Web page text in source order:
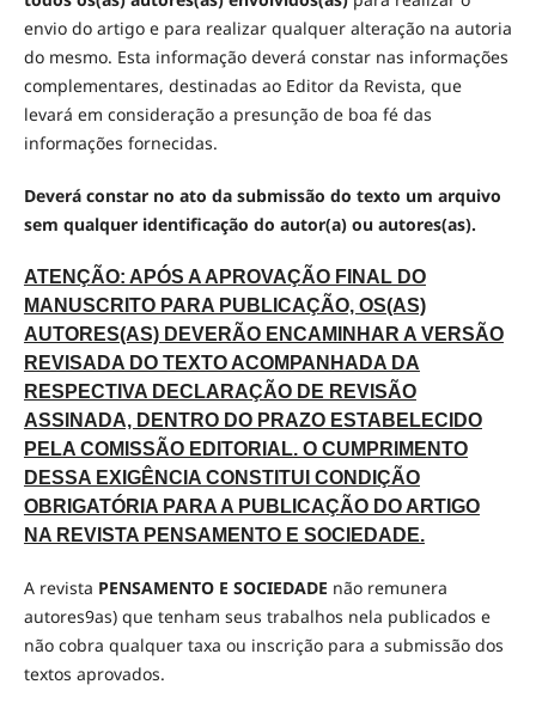
envio do artigo e para realizar qualquer alteração na autoria
do mesmo. Esta informação deverá constar nas informações
complementares, destinadas ao Editor da Revista, que
levará em consideração a presunção de boa fé das
informações fornecidas.
Deverá constar no ato da submissão do texto um arquivo
sem qualquer identificação do autor(a) ou autores(as).
ATENÇÃO: APÓS A APROVAÇÃO FINAL DO
MANUSCRITO PARA PUBLICAÇÃO, OS(AS)
AUTORES(AS) DEVERÃO ENCAMINHAR A VERSÃO
REVISADA DO TEXTO ACOMPANHADA DA
RESPECTIVA DECLARAÇÃO DE REVISÃO
ASSINADA, DENTRO DO PRAZO ESTABELECIDO
PELA COMISSÃO EDITORIAL. O CUMPRIMENTO
DESSA EXIGÊNCIA CONSTITUI CONDIÇÃO
OBRIGATÓRIA PARA A PUBLICAÇÃO DO ARTIGO
NA REVISTA PENSAMENTO E SOCIEDADE.
A revista PENSAMENTO E SOCIEDADE não remunera
autores9as) que tenham seus trabalhos nela publicados e
não cobra qualquer taxa ou inscrição para a submissão dos
textos aprovados.